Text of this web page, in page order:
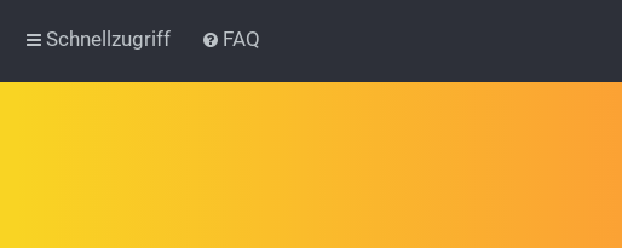
Schnellzugriff FAQ